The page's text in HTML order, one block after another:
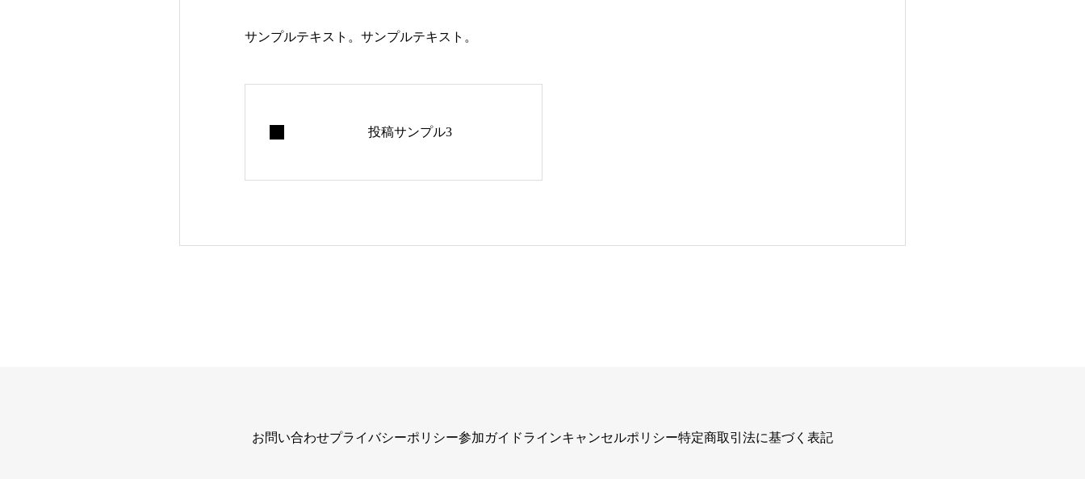
サンプルテキスト。サンプルテキスト。
投稿サンプル3
お問い合わせプライバシーポリシー参加ガイドラインキャンセルポリシー特定商取引法に基づく表記